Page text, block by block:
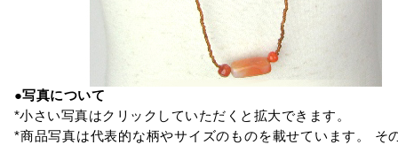
●写真について
*小さい写真はクリックしていただくと拡大できます。
*商品写真は代表的な柄やサイズのものを載せています。 そ